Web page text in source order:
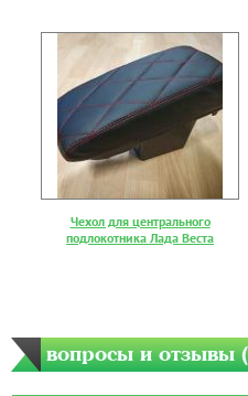
Чехол для центрального
подлокотника Лада Веста
вопросы и отзывы (